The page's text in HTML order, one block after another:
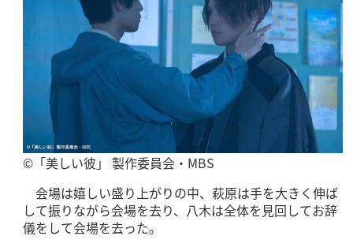
©「美しい彼」 製作委員会・MBS
会場は嬉しい盛り上がりの中、萩原は手を大きく伸ば
して振りながら会場を去り、八木は全体を見回してお辞
儀をして会場を去った。